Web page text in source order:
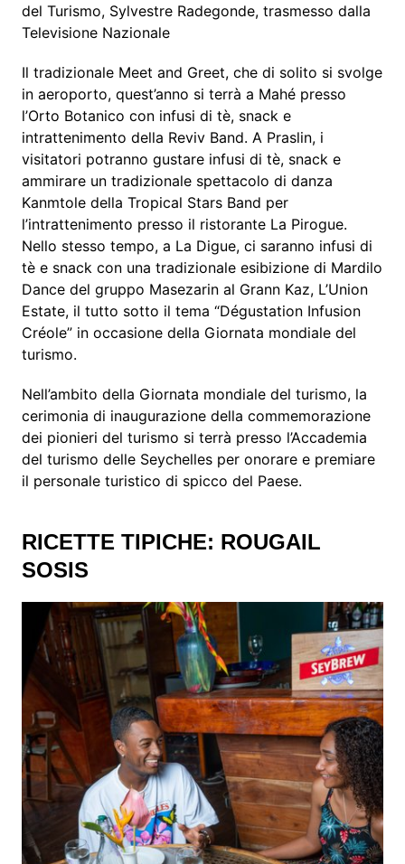
del Turismo, Sylvestre Radegonde, trasmesso dalla
Televisione Nazionale
Il tradizionale Meet and Greet, che di solito si svolge
in aeroporto, quest’anno si terrà a Mahé presso
l’Orto Botanico con infusi di tè, snack e
intrattenimento della Reviv Band. A Praslin, i
visitatori potranno gustare infusi di tè, snack e
ammirare un tradizionale spettacolo di danza
Kanmtole della Tropical Stars Band per
l’intrattenimento presso il ristorante La Pirogue.
Nello stesso tempo, a La Digue, ci saranno infusi di
tè e snack con una tradizionale esibizione di Mardilo
Dance del gruppo Masezarin al Grann Kaz, L’Union
Estate, il tutto sotto il tema “Dégustation Infusion
Créole” in occasione della Giornata mondiale del
turismo.
Nell’ambito della Giornata mondiale del turismo, la
cerimonia di inaugurazione della commemorazione
dei pionieri del turismo si terrà presso l’Accademia
del turismo delle Seychelles per onorare e premiare
il personale turistico di spicco del Paese.
RICETTE TIPICHE: ROUGAIL
SOSIS